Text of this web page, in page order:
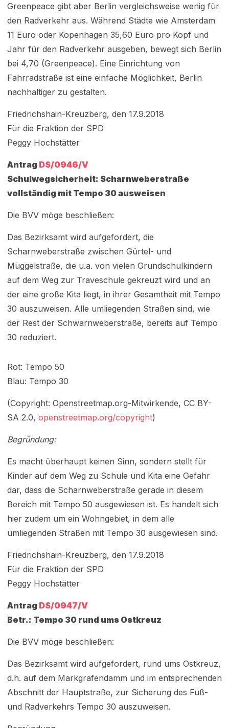
Greenpeace gibt aber Berlin vergleichsweise wenig für
den Radverkehr aus. Während Städte wie Amsterdam
11 Euro oder Kopenhagen 35,60 Euro pro Kopf und
Jahr für den Radverkehr ausgeben, bewegt sich Berlin
bei 4,70 (Greenpeace). Eine Einrichtung von
Fahrradstraße ist eine einfache Möglichkeit, Berlin
nachhaltiger zu gestalten.
Friedrichshain-Kreuzberg, den 17.9.2018
Für die Fraktion der SPD
Peggy Hochstätter
Antrag DS/0946/V
Schulwegsicherheit: Scharnweberstraße
vollständig mit Tempo 30 ausweisen
Die BVV möge beschließen:
Das Bezirksamt wird aufgefordert, die
Scharnweberstraße zwischen Gürtel- und
Müggelstraße, die u.a. von vielen Grundschulkindern
auf dem Weg zur Traveschule gekreuzt wird und an
der eine große Kita liegt, in ihrer Gesamtheit mit Tempo
30 auszuweisen. Alle umliegenden Straßen sind, wie
der Rest der Schwarnweberstraße, bereits auf Tempo
30 reduziert.
Rot: Tempo 50
Blau: Tempo 30
(Copyright: Openstreetmap.org-Mitwirkende, CC BY-
SA 2.0, openstreetmap.org/copyright)
Begründung:
Es macht überhaupt keinen Sinn, sondern stellt für
Kinder auf dem Weg zu Schule und Kita eine Gefahr
dar, dass die Scharnweberstraße gerade in diesem
Bereich mit Tempo 50 ausgewiesen ist. Es handelt sich
hier zudem um ein Wohngebiet, in dem alle
umliegenden Straßen mit Tempo 30 ausgewiesen sind.
Friedrichshain-Kreuzberg, den 17.9.2018
Für die Fraktion der SPD
Peggy Hochstätter
Antrag DS/0947/V
Betr.: Tempo 30 rund ums Ostkreuz
Die BVV möge beschließen:
Das Bezirksamt wird aufgefordert, rund ums Ostkreuz,
d.h. auf dem Markgrafendamm und im entsprechenden
Abschnitt der Hauptstraße, zur Sicherung des Fuß-
und Radverkehrs Tempo 30 auszuweisen.